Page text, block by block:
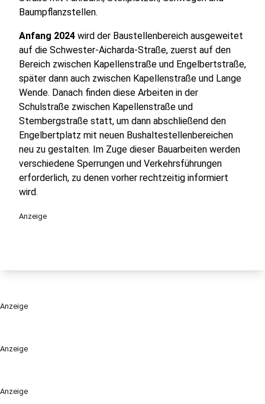
Anzeige
Anzeige
Baumpflanzstellen.
Anfang 2024 wird der Baustellenbereich ausgeweitet
auf die Schwester-Aicharda-Straße, zuerst auf den
Bereich zwischen Kapellenstraße und Engelbertstraße,
später dann auch zwischen Kapellenstraße und Lange
Wende. Danach finden diese Arbeiten in der
Schulstraße zwischen Kapellenstraße und
Stembergstraße statt, um dann abschließend den
Engelbertplatz mit neuen Bushaltestellenbereichen
neu zu gestalten. Im Zuge dieser Bauarbeiten werden
verschiedene Sperrungen und Verkehrsführungen
erforderlich, zu denen vorher rechtzeitig informiert
wird.
Anzeige
Anzeige